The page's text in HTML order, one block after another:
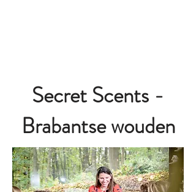
Secret Scents -
Brabantse wouden